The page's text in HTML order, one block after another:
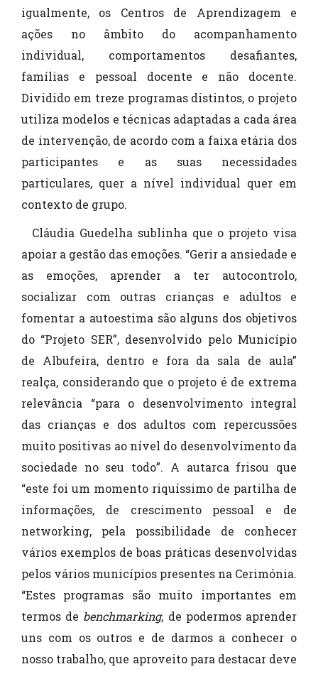
igualmente, os Centros de Aprendizagem e
ações no âmbito do acompanhamento
individual, comportamentos desafiantes,
famílias e pessoal docente e não docente.
Dividido em treze programas distintos, o projeto
utiliza modelos e técnicas adaptadas a cada área
de intervenção, de acordo com a faixa etária dos
participantes e as suas necessidades
particulares, quer a nível individual quer em
contexto de grupo.
Cláudia Guedelha sublinha que o projeto visa
apoiar a gestão das emoções. “Gerir a ansiedade e
as emoções, aprender a ter autocontrolo,
socializar com outras crianças e adultos e
fomentar a autoestima são alguns dos objetivos
do “Projeto SER”, desenvolvido pelo Município
de Albufeira, dentro e fora da sala de aula”
realça, considerando que o projeto é de extrema
relevância “para o desenvolvimento integral
das crianças e dos adultos com repercussões
muito positivas ao nível do desenvolvimento da
sociedade no seu todo”. A autarca frisou que
“este foi um momento riquíssimo de partilha de
informações, de crescimento pessoal e de
networking, pela possibilidade de conhecer
vários exemplos de boas práticas desenvolvidas
pelos vários municípios presentes na Cerimónia.
“Estes programas são muito importantes em
termos de benchmarking, de podermos aprender
uns com os outros e de darmos a conhecer o
nosso trabalho, que aproveito para destacar deve